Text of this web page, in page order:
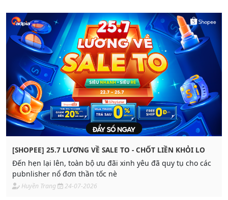
[SHOPEE] 25.7 LƯƠNG VỀ SALE TO - CHỐT LIỀN KHỎI LO
Đến hẹn lại lên, toàn bộ ưu đãi xinh yêu đã quy tụ cho các
pubnlisher nổ đơn thần tốc nè
Huyền Trang 24-07-2026